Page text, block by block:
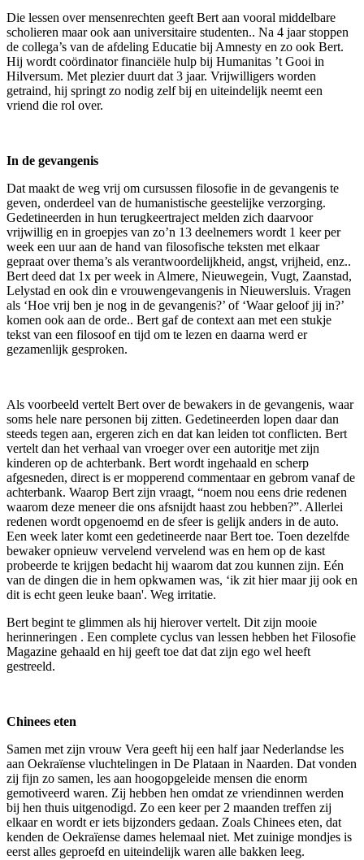
Die lessen over mensenrechten geeft Bert aan vooral middelbare
scholieren maar ook aan universitaire studenten.. Na 4 jaar stoppen
de collega’s van de afdeling Educatie bij Amnesty en zo ook Bert.
Hij wordt coördinator financiële hulp bij Humanitas ’t Gooi in
Hilversum. Met plezier duurt dat 3 jaar. Vrijwilligers worden
getraind, hij springt zo nodig zelf bij en uiteindelijk neemt een
vriend die rol over.
In de gevangenis
Dat maakt de weg vrij om cursussen filosofie in de gevangenis te
geven, onderdeel van de humanistische geestelijke verzorging.
Gedetineerden in hun terugkeertraject melden zich daarvoor
vrijwillig en in groepjes van zo’n 13 deelnemers wordt 1 keer per
week een uur aan de hand van filosofische teksten met elkaar
gepraat over thema’s als verantwoordelijkheid, angst, vrijheid, enz..
Bert deed dat 1x per week in Almere, Nieuwegein, Vugt, Zaanstad,
Lelystad en ook din e vrouwengevangenis in Nieuwersluis. Vragen
als ‘Hoe vrij ben je nog in de gevangenis?’ of ‘Waar geloof jij in?’
komen ook aan de orde.. Bert gaf de context aan met een stukje
tekst van een filosoof en tijd om te lezen en daarna werd er
gezamenlijk gesproken.
Als voorbeeld vertelt Bert over de bewakers in de gevangenis, waar
soms hele nare personen bij zitten. Gedetineerden lopen daar dan
steeds tegen aan, ergeren zich en dat kan leiden tot conflicten. Bert
vertelt dan het verhaal van vroeger over een autoritje met zijn
kinderen op de achterbank. Bert wordt ingehaald en scherp
afgesneden, direct is er mopperend commentaar en gebrom vanaf de
achterbank. Waarop Bert zijn vraagt, “noem nou eens drie redenen
waarom deze meneer die ons afsnijdt haast zou hebben?”. Allerlei
redenen wordt opgenoemd en de sfeer is gelijk anders in de auto.
Een week later komt een gedetineerde naar Bert toe. Toen dezelfde
bewaker opnieuw vervelend vervelend was en hem op de kast
probeerde te krijgen bedacht hij waarom dat zou kunnen zijn. Eén
van de dingen die in hem opkwamen was, ‘ik zit hier maar jij ook en
dit is echt geen leuke baan'. Weg irritatie.
Bert begint te glimmen als hij hierover vertelt. Dit zijn mooie
herinneringen . Een complete cyclus van lessen hebben het Filosofie
Magazine gehaald en hij geeft toe dat dat zijn ego wel heeft
gestreeld.
Chinees eten
Samen met zijn vrouw Vera geeft hij een half jaar Nederlandse les
aan Oekraïense vluchtelingen in De Plataan in Naarden. Dat vonden
zij fijn zo samen, les aan hoogopgeleide mensen die enorm
gemotiveerd waren. Zij hebben hen omdat ze vriendinnen werden
bij hen thuis uitgenodigd. Zo een keer per 2 maanden treffen zij
elkaar en wordt er iets bijzonders gedaan. Zoals Chinees eten, dat
kenden de Oekraïense dames helemaal niet. Met zuinige mondjes is
eerst alles geproefd en uiteindelijk waren alle bakken leeg.